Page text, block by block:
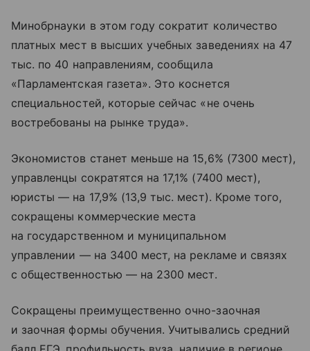
Минобрнауки в этом году сократит количество
платных мест в высших учебных заведениях на 47
тыс. по 40 направлениям, сообщила
«Парламентская газета». Это коснется
специальностей, которые сейчас «не очень
востребованы на рынке труда».
Экономистов станет меньше на 15,6% (7300 мест),
управленцы сократятся на 17,1% (7400 мест),
юристы — на 17,9% (13,9 тыс. мест). Кроме того,
сокращены коммерческие места
на государственном и муниципальном
управлении — на 3400 мест, на рекламе и связях
с общественностью — на 2300 мест.
Сокращены преимущественно очно-заочная
и заочная формы обучения. Учитывались средний